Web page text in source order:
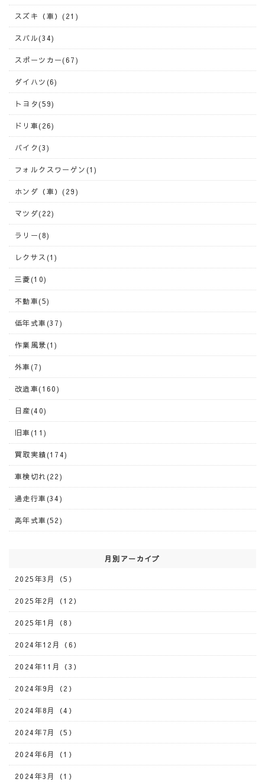
スズキ（車）(21)
スバル(34)
スポーツカー(67)
ダイハツ(6)
トヨタ(59)
ドリ車(26)
バイク(3)
フォルクスワーゲン(1)
ホンダ（車）(29)
マツダ(22)
ラリー(8)
レクサス(1)
三菱(10)
不動車(5)
低年式車(37)
作業風景(1)
外車(7)
改造車(160)
日産(40)
旧車(11)
買取実績(174)
車検切れ(22)
過走行車(34)
高年式車(52)
月別アーカイブ
2025年3月（5）
2025年2月（12）
2025年1月（8）
2024年12月（6）
2024年11月（3）
2024年9月（2）
2024年8月（4）
2024年7月（5）
2024年6月（1）
2024年3月（1）